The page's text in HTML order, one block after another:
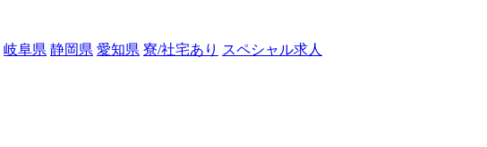
岐阜県 静岡県 愛知県 寮/社宅あり スペシャル求人